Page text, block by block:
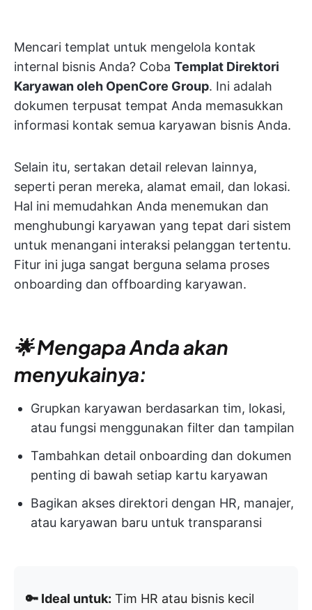
Mencari templat untuk mengelola kontak
internal bisnis Anda? Coba Templat Direktori
Karyawan oleh OpenCore Group. Ini adalah
dokumen terpusat tempat Anda memasukkan
informasi kontak semua karyawan bisnis Anda.
Selain itu, sertakan detail relevan lainnya,
seperti peran mereka, alamat email, dan lokasi.
Hal ini memudahkan Anda menemukan dan
menghubungi karyawan yang tepat dari sistem
untuk menangani interaksi pelanggan tertentu.
Fitur ini juga sangat berguna selama proses
onboarding dan offboarding karyawan.
🌟 Mengapa Anda akan
menyukainya:
Grupkan karyawan berdasarkan tim, lokasi,
atau fungsi menggunakan filter dan tampilan
Tambahkan detail onboarding dan dokumen
penting di bawah setiap kartu karyawan
Bagikan akses direktori dengan HR, manajer,
atau karyawan baru untuk transparansi
🔑 Ideal untuk: Tim HR atau bisnis kecil